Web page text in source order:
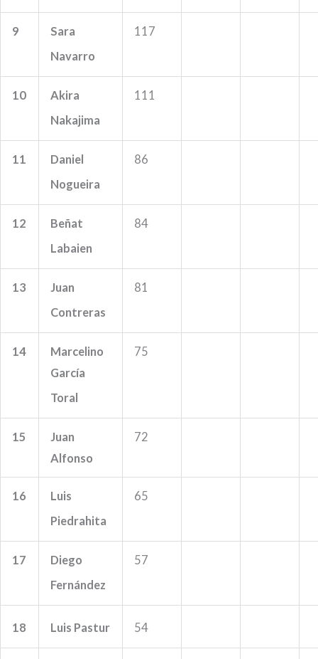
9
Sara
Navarro
117
10
Akira
Nakajima
111
11
Daniel
Nogueira
86
12
Beñat
Labaien
84
13
Juan
Contreras
81
14
Marcelino
García
Toral
75
15
Juan
Alfonso
72
16
Luis
Piedrahita
65
17
Diego
Fernández
57
18 Luis Pastur 54